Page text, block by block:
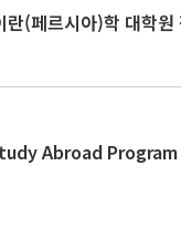
(페르시아)학 대학원